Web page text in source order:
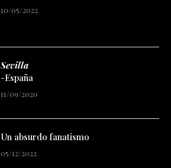
10/05/2022
Sevilla
-España
11/09/2020
Un absurdo fanatismo
05/12/2022